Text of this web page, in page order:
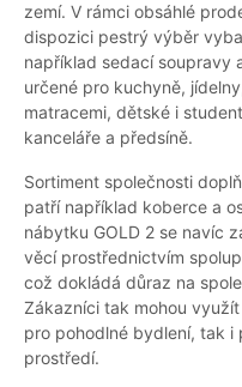
zemí. V rámci obsáhlé
dispozici pestrý výběr
například sedací soupravy
určené pro kuchyně,
matracemi, dětské i
kanceláře a předsíně.
Sortiment společnosti
patří například koberce a
nábytku GOLD 2 se navíc
věcí prostřednictvím
což dokládá důraz na
Zákazníci tak mohou
pro pohodlné bydlení, tak
prostředí.